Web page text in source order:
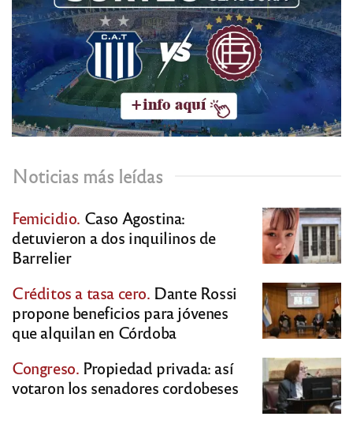
Noticias más leídas
Femicidio. Caso Agostina:
detuvieron a dos inquilinos de
Barrelier
Créditos a tasa cero. Dante Rossi
propone beneficios para jóvenes
que alquilan en Córdoba
Congreso. Propiedad privada: así
votaron los senadores cordobeses